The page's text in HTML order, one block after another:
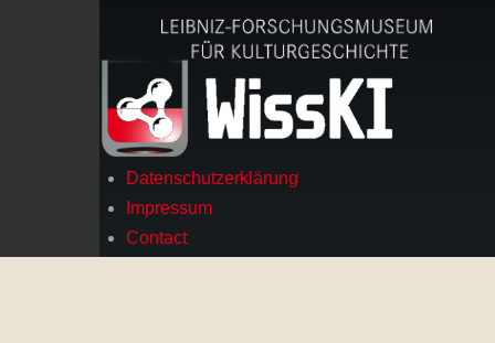
FooterDatenschutzerklärung
Impressum
Contact